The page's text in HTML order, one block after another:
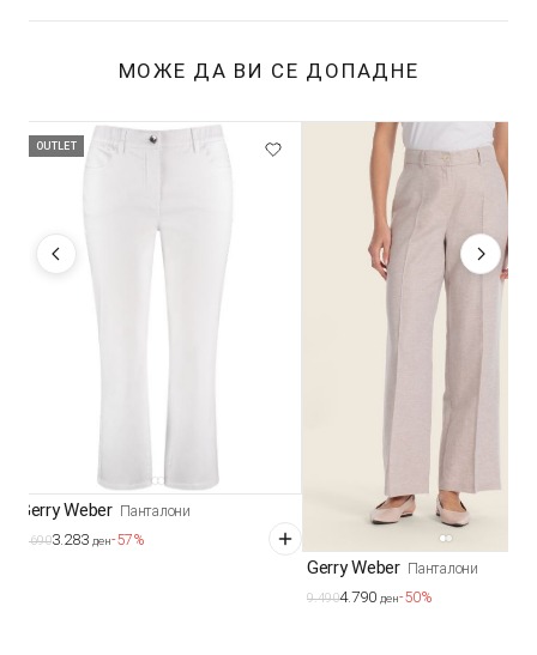
МОЖЕ ДА ВИ СЕ ДОПАДНЕ
OUTLET
Gerry Weber Панталони
7.6903.283 ден-57%
Gerry Weber Панталони
9.4904.790 ден-50%